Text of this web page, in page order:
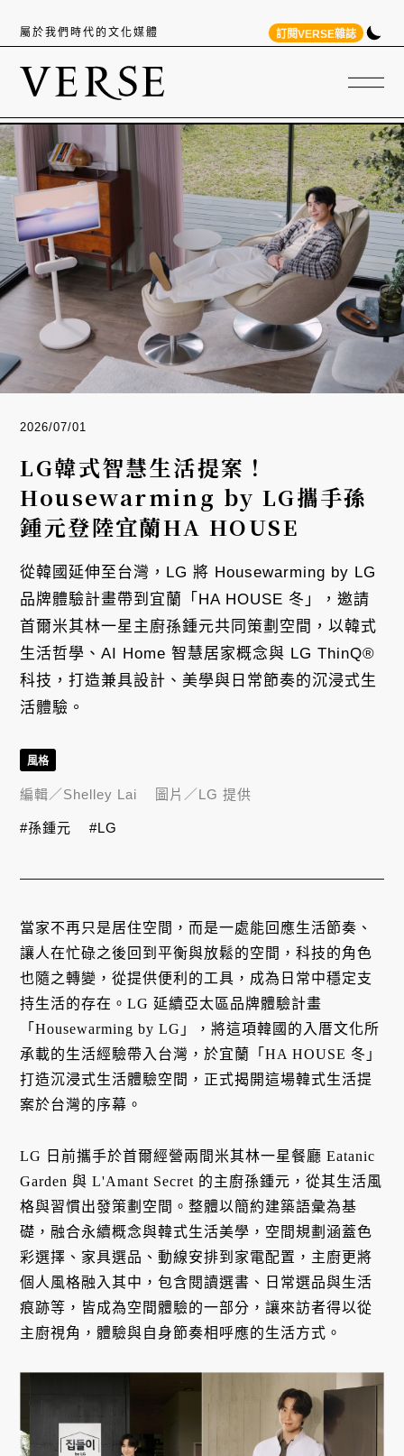
屬於我們時代的文化媒體 訂閱VERSE雜誌
2026/07/01
LG韓式智慧生活提案！
Housewarming by LG攜手孫
鍾元登陸宜蘭HA HOUSE
從韓國延伸至台灣，LG 將 Housewarming by LG
品牌體驗計畫帶到宜蘭「HA HOUSE 冬」，邀請
首爾米其林一星主廚孫鍾元共同策劃空間，以韓式
生活哲學、AI Home 智慧居家概念與 LG ThinQ®
科技，打造兼具設計、美學與日常節奏的沉浸式生
活體驗。
當家不再只是居住空間，而是一處能回應生活節奏、
讓人在忙碌之後回到平衡與放鬆的空間，科技的角色
也隨之轉變，從提供便利的工具，成為日常中穩定支
持生活的存在。LG 延續亞太區品牌體驗計畫
「Housewarming by LG」，將這項韓國的入厝文化所
承載的生活經驗帶入台灣，於宜蘭「HA HOUSE 冬」
打造沉浸式生活體驗空間，正式揭開這場韓式生活提
案於台灣的序幕。
LG 日前攜手於首爾經營兩間米其林一星餐廳 Eatanic
Garden 與 L'Amant Secret 的主廚孫鍾元，從其生活風
格與習慣出發策劃空間。整體以簡約建築語彙為基
礎，融合永續概念與韓式生活美學，空間規劃涵蓋色
彩選擇、家具選品、動線安排到家電配置，主廚更將
個人風格融入其中，包含閱讀選書、日常選品與生活
痕跡等，皆成為空間體驗的一部分，讓來訪者得以從
主廚視角，體驗與自身節奏相呼應的生活方式。
風格
編輯／Shelley Lai 圖片／LG 提供
#孫鍾元 #LG